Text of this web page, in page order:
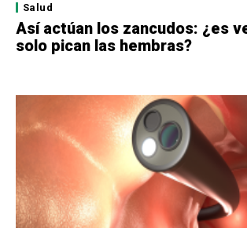
Salud
Así actúan los zancudos: ¿es
solo pican las hembras?